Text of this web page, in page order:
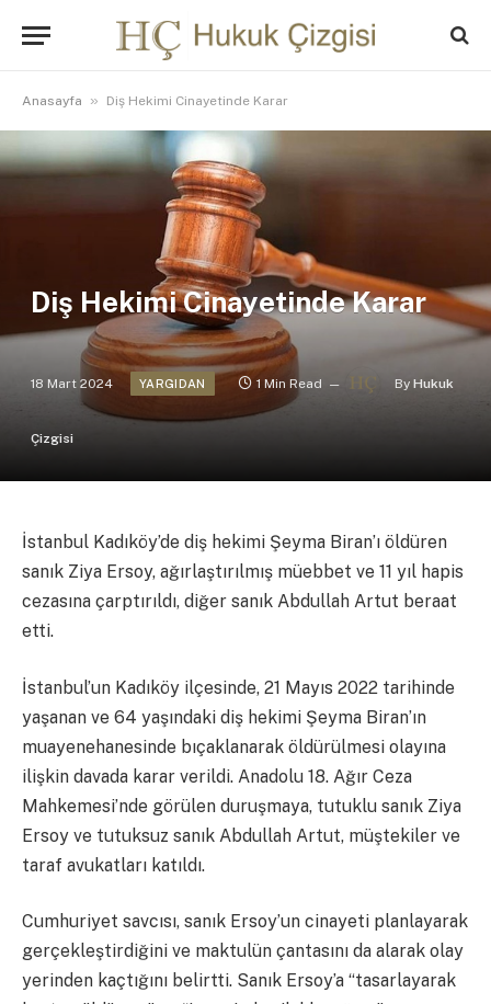
Anasayfa » Diş Hekimi Cinayetinde Karar
Diş Hekimi Cinayetinde Karar
18 Mart 2024 YARGIDAN 1 Min Read By Hukuk
Çizgisi
İstanbul Kadıköy’de diş hekimi Şeyma Biran’ı öldüren
sanık Ziya Ersoy, ağırlaştırılmış müebbet ve 11 yıl hapis
cezasına çarptırıldı, diğer sanık Abdullah Artut beraat
etti.
İstanbul’un Kadıköy ilçesinde, 21 Mayıs 2022 tarihinde
yaşanan ve 64 yaşındaki diş hekimi Şeyma Biran’ın
muayenehanesinde bıçaklanarak öldürülmesi olayına
ilişkin davada karar verildi. Anadolu 18. Ağır Ceza
Mahkemesi’nde görülen duruşmaya, tutuklu sanık Ziya
Ersoy ve tutuksuz sanık Abdullah Artut, müştekiler ve
taraf avukatları katıldı.
Cumhuriyet savcısı, sanık Ersoy’un cinayeti planlayarak
gerçekleştirdiğini ve maktulün çantasını da alarak olay
yerinden kaçtığını belirtti. Sanık Ersoy’a “tasarlayarak